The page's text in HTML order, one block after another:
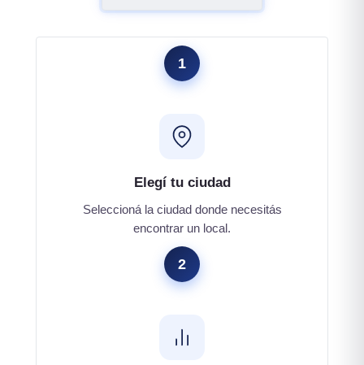
1
Elegí tu ciudad
Seleccioná la ciudad donde necesitás
encontrar un local.
2